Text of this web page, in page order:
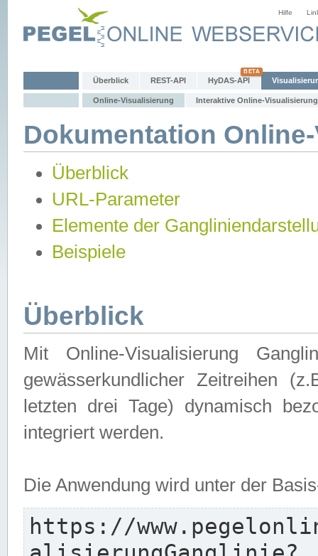
Hilfe
Überblick REST-API HyDAS-API
Online-Visualisierung Interaktive Online-Visualisierung
Dokumentation
Überblick
URL-Parameter
Elemente der
Beispiele
Überblick
Mit Online-Visualisierung
gewässerkundlicher Zeitreihen
letzten drei Tage) dynamisch
integriert werden.
Die Anwendung wird unter der
https://